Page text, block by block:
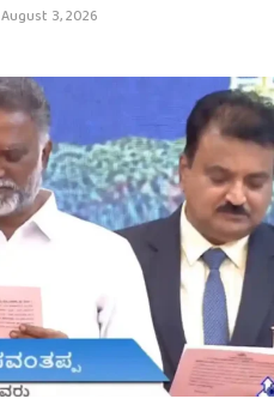
August 3, 2026